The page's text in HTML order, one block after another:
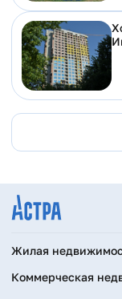
Жилая
Коммерческая